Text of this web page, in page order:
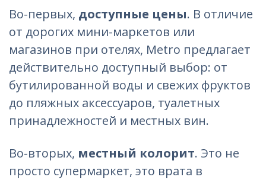
Во-первых, доступные цены. В отличие
от дорогих мини-маркетов или
магазинов при отелях, Metro предлагает
действительно доступный выбор: от
бутилированной воды и свежих фруктов
до пляжных аксессуаров, туалетных
принадлежностей и местных вин.
Во-вторых, местный колорит. Это не
просто супермаркет, это врата в